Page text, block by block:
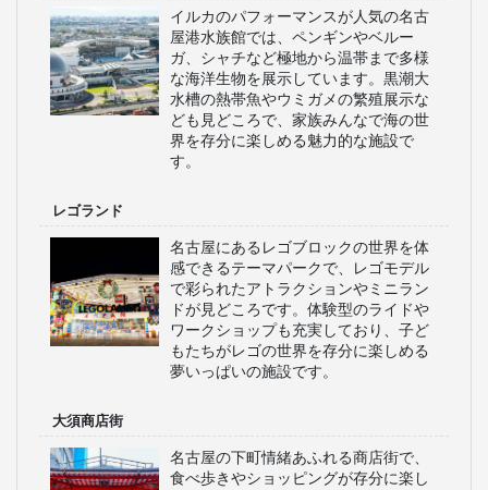
イルカのパフォーマンスが人気の名古
屋港水族館では、ペンギンやベルー
ガ、シャチなど極地から温帯まで多様
な海洋生物を展示しています。黒潮大
水槽の熱帯魚やウミガメの繁殖展示な
ども見どころで、家族みんなで海の世
界を存分に楽しめる魅力的な施設で
す。
レゴランド
名古屋にあるレゴブロックの世界を体
感できるテーマパークで、レゴモデル
で彩られたアトラクションやミニラン
ドが見どころです。体験型のライドや
ワークショップも充実しており、子ど
もたちがレゴの世界を存分に楽しめる
夢いっぱいの施設です。
大須商店街
名古屋の下町情緒あふれる商店街で、
食べ歩きやショッピングが存分に楽し